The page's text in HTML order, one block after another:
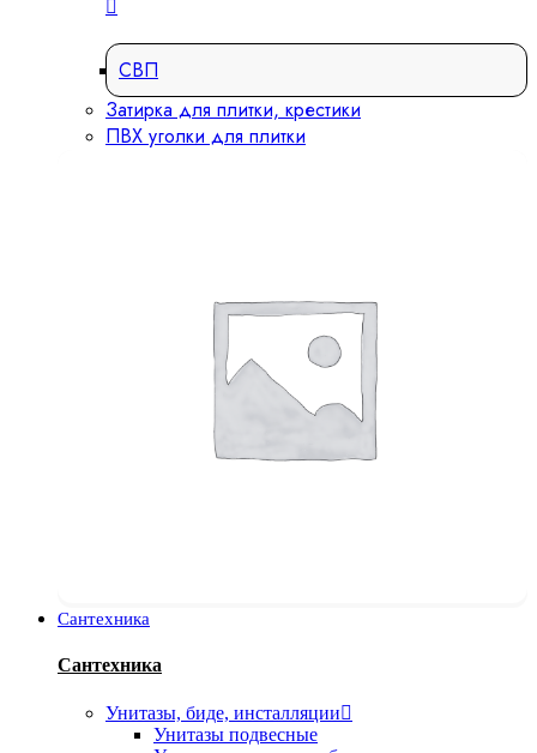
СВП
Затирка для плитки, крестики
ПВХ уголки для плитки
Сантехника
Сантехника
Унитазы, биде, инсталляции
Унитазы подвесные